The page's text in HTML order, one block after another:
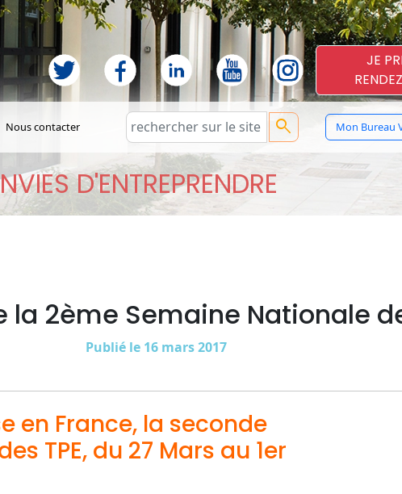
JE
Nous contacter search Mon Bureau
D'ENTREPRENDRE
la 2ème Semaine Nationale
Publié le 16 mars 2017
en France, la seconde
TPE, du 27 Mars au 1er